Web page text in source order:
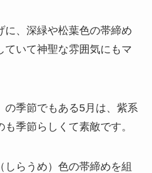
に、深緑や松葉色の帯締め
ていて神聖な雰囲気にもマ
の季節でもある5月は、紫系
季節らしくて素敵です。
しらうめ）色の帯締めを組